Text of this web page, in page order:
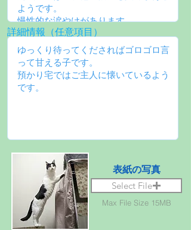
詳細情報（任意項目）
表紙の写真
Select File
Max File Size 15MB